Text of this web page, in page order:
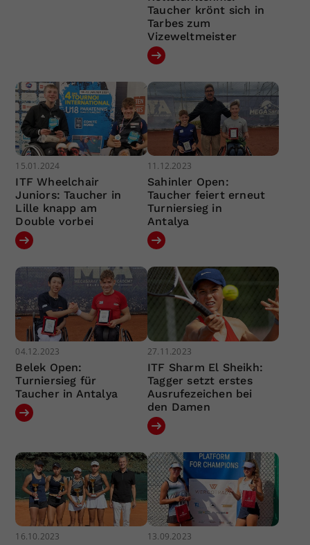
Taucher krönt sich in
Tarbes zum
Vizeweltmeister
15.01.2024
ITF Wheelchair
Juniors: Taucher in
Lille knapp am
Double vorbei
11.12.2023
Sahinler Open:
Taucher feiert erneut
Turniersieg in
Antalya
04.12.2023
Belek Open:
Turniersieg für
Taucher in Antalya
27.11.2023
ITF Sharm El Sheikh:
Tagger setzt erstes
Ausrufezeichen bei
den Damen
16.10.2023 13.09.2023